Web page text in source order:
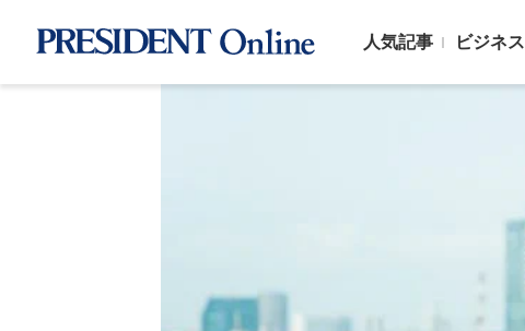
人気記事 ビジネス